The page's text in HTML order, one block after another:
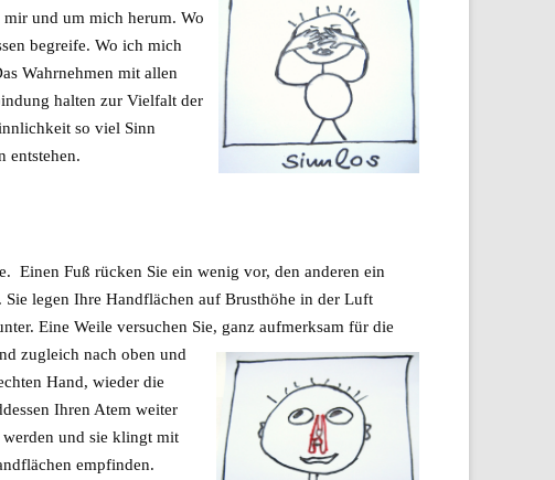
und um mich herum. Wo
begreife. Wo ich mich
Wahrnehmen mit allen
halten zur Vielfalt der
so viel Sinn
entstehen.
Einen Fuß rücken Sie ein wenig vor, den anderen ein
legen Ihre Handflächen auf Brusthöhe in der Luft
Eine Weile versuchen Sie, ganz aufmerksam für die
zugleich nach oben und
Hand, wieder die
Ihren Atem weiter
und sie klingt mit
empfinden.